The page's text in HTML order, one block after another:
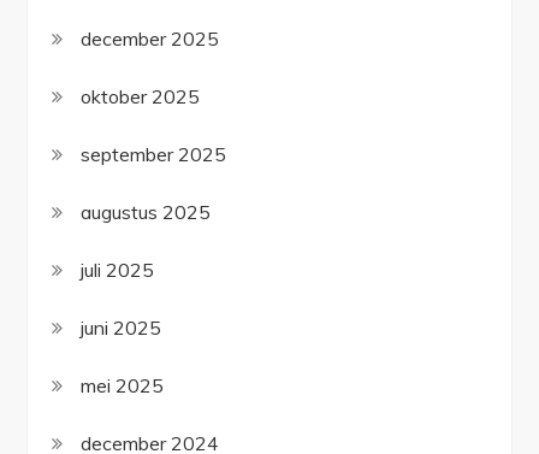
december 2025
oktober 2025
september 2025
augustus 2025
juli 2025
juni 2025
mei 2025
december 2024